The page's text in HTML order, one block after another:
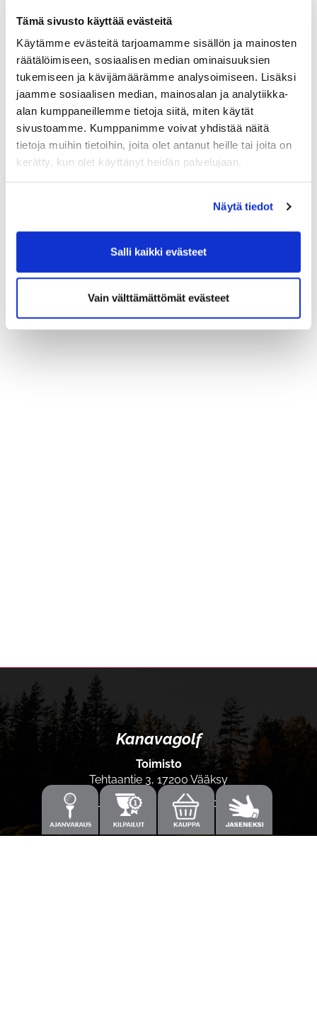
Tämä sivusto käyttää evästeitä
Käytämme evästeitä tarjoamamme sisällön ja mainosten
räätälöimiseen, sosiaalisen median ominaisuuksien
tukemiseen ja kävijämäärämme analysoimiseen. Lisäksi
jaamme sosiaalisen median, mainosalan ja analytiikka-
alan kumppaneillemme tietoja siitä, miten käytät
sivustoamme. Kumppanimme voivat yhdistää näitä
tietoja muihin tietoihin, joita olet antanut heille tai joita on
kerätty, kun olet käyttänyt heidän palvelujaan.
Näytä tiedot
Salli kaikki evästeet
Vain välttämättömät evästeet
Kanavagolf
Toimisto
Tehtaantie 3, 17200 Vääksy
Laajemmat yhteystiedot